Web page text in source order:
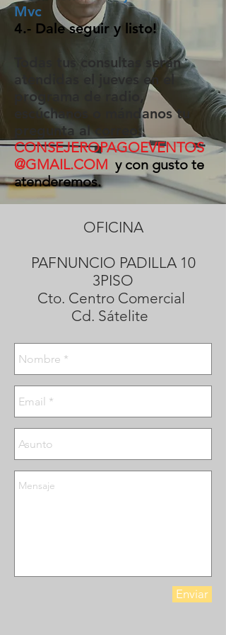
Mvc
4.- Dale seguir y listo!
Todas tus consultas serán
atendidas el jueves en el
programa de radio,
escúchanos o mándanos tu
pregunta al correo:
CONSEJEROPAGOEVENTOS
@GMAIL.COM y con gusto te
atenderemos.
OFICINA
PAFNUNCIO PADILLA 10
3PISO
Cto. Centro Comercial
Cd. Sátelite
Enviar